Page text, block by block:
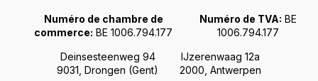
Deinsesteenweg 94
9031, Drongen (Gent)
IJzerenwaag 12a
2000, Antwerpen
Numéro de chambre de
commerce: BE 1006.794.177
Numéro de TVA: BE
1006.794.177